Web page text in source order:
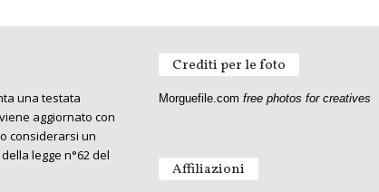
una testata
aggiornato con
considerarsi un
legge n°62 del
Crediti per le foto
Morguefile.com free photos for creatives
Affiliazioni